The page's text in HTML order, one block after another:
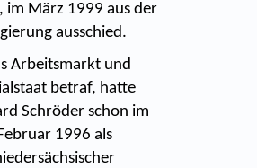
im März 1999 aus der
ausschied.
Arbeitsmarkt und
betraf, hatte
Schröder schon im
1996 als